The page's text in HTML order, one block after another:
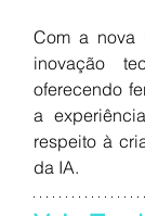
Com a nova
inovação
oferecendo
a
respeito à
da IA.